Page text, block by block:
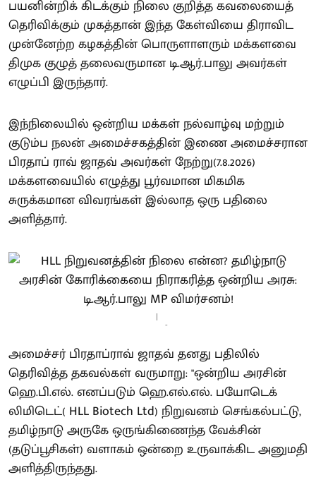
பயனின்றிக் கிடக்கும் நிலை குறித்த கவலையைத்
தெரிவிக்கும் முகத்தான் இந்த கேள்வியை திராவிட
முன்னேற்ற கழகத்தின் பொருளாளரும் மக்களவை
திமுக குழுத் தலைவருமான டி.ஆர்.பாலு அவர்கள்
எழுப்பி இருந்தார்.
இந்நிலையில் ஒன்றிய மக்கள் நல்வாழ்வு மற்றும்
குடும்ப நலன் அமைச்சகத்தின் இணை அமைச்சரான
பிரதாப் ராவ் ஜாதவ் அவர்கள் நேற்று(7.8.2026)
மக்களவையில் எழுத்து பூர்வமான மிகமிக
சுருக்கமான விவரங்கள் இல்லாத ஒரு பதிலை
அளித்தார்.
-
அமைச்சர் பிரதாப்ராவ் ஜாதவ் தனது பதிலில்
தெரிவித்த தகவல்கள் வருமாறு: "ஒன்றிய அரசின்
ஹெ.பி.எல். எனப்படும் ஹெ.எல்.எல். பயோடெக்
லிமிடெட்( HLL Biotech Ltd) நிறுவனம் செங்கல்பட்டு,
தமிழ்நாடு அருகே ஒருங்கிணைந்த வேக்சின்
(தடுப்பூசிகள்) வளாகம் ஒன்றை உருவாக்கிட அனுமதி
அளித்திருந்தது.